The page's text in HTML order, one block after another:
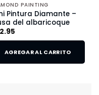
PAINTING
Pintura Diamante –
del albaricoque
AGREGAR AL CARRITO